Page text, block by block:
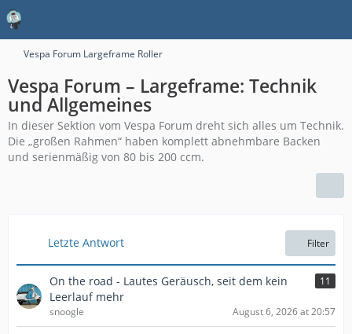
Vespa Forum Largeframe Roller
Vespa Forum – Largeframe: Technik
und Allgemeines
In dieser Sektion vom Vespa Forum dreht sich alles um Technik.
Die „großen Rahmen“ haben komplett abnehmbare Backen
und serienmäßig von 80 bis 200 ccm.
Letzte Antwort Filter
On the road - Lautes Geräusch, seit dem kein
Leerlauf mehr
11
snoogle August 6, 2026 at 20:57